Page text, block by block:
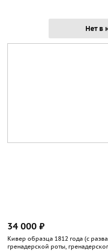
Нет в
34 000 ₽
Кивер образца 1812 года (с
гренадерской роты,